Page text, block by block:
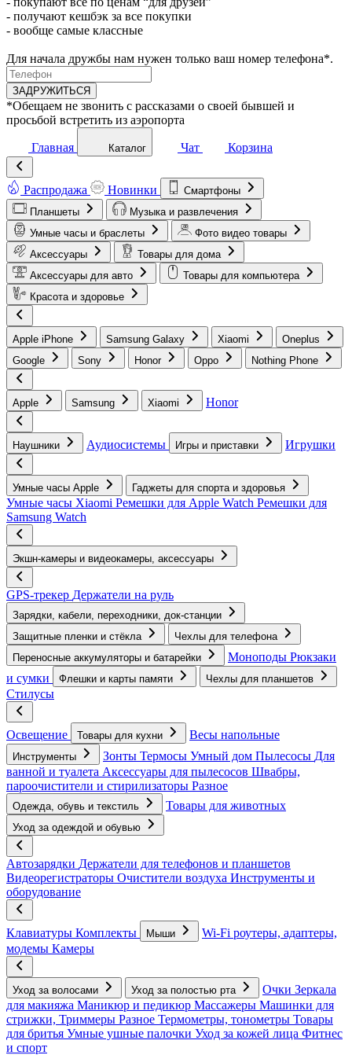
- получают кешбэк за все покупки
- вообще самые классные
Для начала дружбы нам нужен только ваш номер телефона*.
ЗАДРУЖИТЬСЯ
*Обещаем не звонить с рассказами о своей бывшей и
просьбой встретить из аэропорта
Главная Каталог Чат Корзина
Распродажа Новинки
Смартфоны
Планшеты
Музыка и развлечения
Умные часы и браслеты
Фото видео товары
Аксессуары
Товары для дома
Аксессуары для авто
Товары для компьютера
Красота и здоровье
Apple iPhone Samsung Galaxy Xiaomi
Oneplus
Google
Sony Honor Oppo Nothing Phone
Apple Samsung Xiaomi Honor
Наушники Аудиосистемы Игры и приставки Игрушки
Умные часы Apple Гаджеты для спорта и здоровья
Умные часы Xiaomi Ремешки для Apple Watch Ремешки для
Samsung Watch
Экшн-камеры и видеокамеры, аксессуары
GPS-трекер Держатели на руль
Зарядки, кабели, переходники, док-станции
Защитные пленки и стёкла
Чехлы для телефона
Переносные аккумуляторы и батарейки
Моноподы Рюкзаки
и сумки
Флешки и карты памяти Чехлы для планшетов
Стилусы
Освещение Товары для кухни Весы напольные
Инструменты Зонты Термосы Умный дом Пылесосы Для
ванной и туалета Аксессуары для пылесосов Швабры,
пароочистители и стирилизаторы Разное
Одежда, обувь и текстиль Товары для животных
Уход за одеждой и обувью
Автозарядки Держатели для телефонов и планшетов
Видеорегистраторы Очистители воздуха Инструменты и
оборудование
Клавиатуры Комплекты Мыши
Wi-Fi роутеры, адаптеры,
модемы Камеры
Уход за волосами Уход за полостью рта Очки Зеркала
для макияжа Маникюр и педикюр Массажеры Машинки для
стрижки, Триммеры Разное Термометры, тонометры Товары
для бритья Умные ушные палочки Уход за кожей лица Фитнес
и спорт